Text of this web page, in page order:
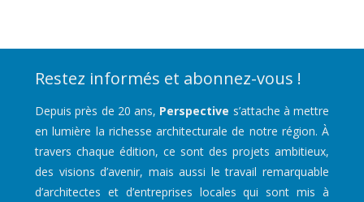
Restez informés et abonnez-vous !
Depuis près de 20 ans, Perspective s’attache à mettre
en lumière la richesse architecturale de notre région. À
travers chaque édition, ce sont des projets ambitieux,
des visions d’avenir, mais aussi le travail remarquable
d’architectes et d’entreprises locales qui sont mis à